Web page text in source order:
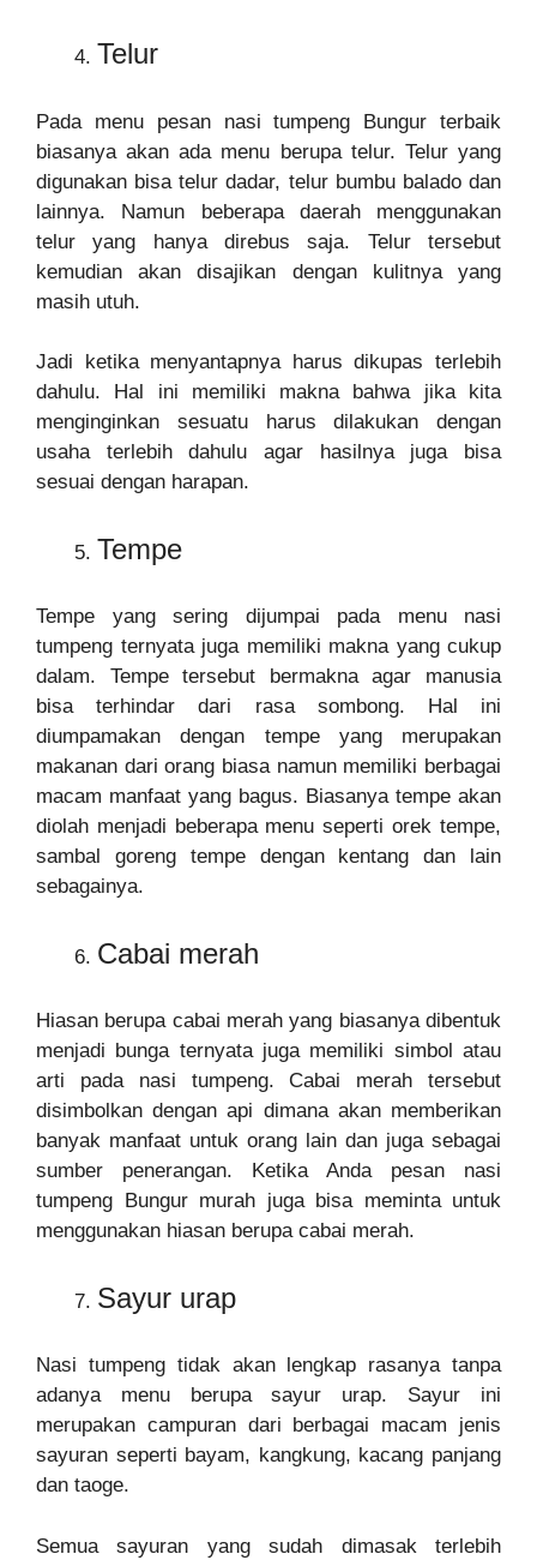
Telur
Pada menu pesan nasi tumpeng Bungur terbaik
biasanya akan ada menu berupa telur. Telur yang
digunakan bisa telur dadar, telur bumbu balado dan
lainnya. Namun beberapa daerah menggunakan
telur yang hanya direbus saja. Telur tersebut
kemudian akan disajikan dengan kulitnya yang
masih utuh.
Jadi ketika menyantapnya harus dikupas terlebih
dahulu. Hal ini memiliki makna bahwa jika kita
menginginkan sesuatu harus dilakukan dengan
usaha terlebih dahulu agar hasilnya juga bisa
sesuai dengan harapan.
Tempe
Tempe yang sering dijumpai pada menu nasi
tumpeng ternyata juga memiliki makna yang cukup
dalam. Tempe tersebut bermakna agar manusia
bisa terhindar dari rasa sombong. Hal ini
diumpamakan dengan tempe yang merupakan
makanan dari orang biasa namun memiliki berbagai
macam manfaat yang bagus. Biasanya tempe akan
diolah menjadi beberapa menu seperti orek tempe,
sambal goreng tempe dengan kentang dan lain
sebagainya.
Cabai merah
Hiasan berupa cabai merah yang biasanya dibentuk
menjadi bunga ternyata juga memiliki simbol atau
arti pada nasi tumpeng. Cabai merah tersebut
disimbolkan dengan api dimana akan memberikan
banyak manfaat untuk orang lain dan juga sebagai
sumber penerangan. Ketika Anda pesan nasi
tumpeng Bungur murah juga bisa meminta untuk
menggunakan hiasan berupa cabai merah.
Sayur urap
Nasi tumpeng tidak akan lengkap rasanya tanpa
adanya menu berupa sayur urap. Sayur ini
merupakan campuran dari berbagai macam jenis
sayuran seperti bayam, kangkung, kacang panjang
dan taoge.
Semua sayuran yang sudah dimasak terlebih